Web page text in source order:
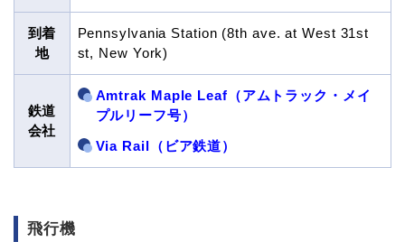
到着
地
Pennsylvania Station (8th ave. at West 31st
st, New York)
鉄道
会社
Amtrak Maple Leaf（アムトラック・メイ
プルリーフ号）
Via Rail（ビア鉄道）
飛行機